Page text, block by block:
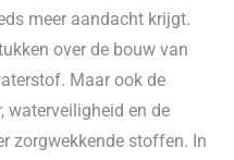
meer aandacht krijgt.
over de bouw van
Maar ook de
waterveiligheid en de
zorgwekkende stoffen. In